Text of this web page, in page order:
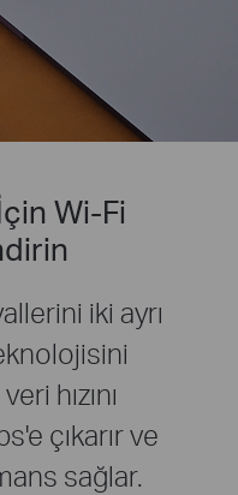
Wi-Fi
iki ayrı
hızını
çıkarır ve
sağlar.